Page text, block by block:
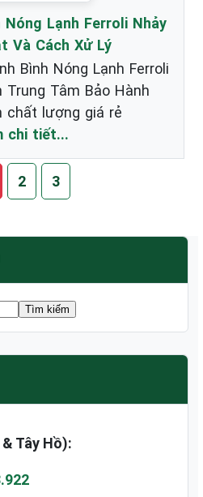
Nóng Lạnh Ferroli Nhảy
Và Cách Xử Lý
Bình Nóng Lạnh Ferroli
Trung Tâm Bảo Hành
chất lượng giá rẻ
chi tiết...
2 3
Tây Hồ):